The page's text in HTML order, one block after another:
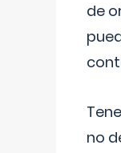
de
no